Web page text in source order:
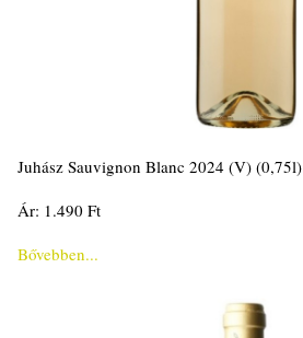
Juhász Sauvignon Blanc 2024 (V) (0,75l)
Ár: 1.490 Ft
Bővebben...